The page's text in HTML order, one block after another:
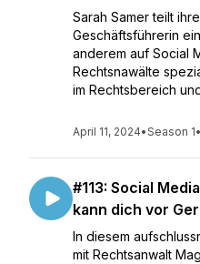
Sarah Samer teilt
Geschäftsführerin
anderem auf Social
Rechtsnawälte
im Rechtsbereich
April 11, 2024•Season 1•
#113: Social
kann dich vor
In diesem
mit Rechtsanwalt